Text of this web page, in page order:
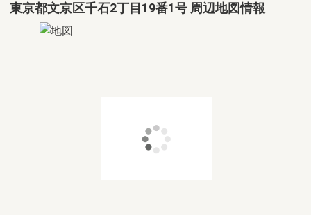
東京都文京区千石2丁目19番1号 周辺地図情報